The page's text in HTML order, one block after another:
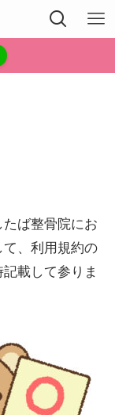
ば整骨院にお
、利用規約の
載して参りま